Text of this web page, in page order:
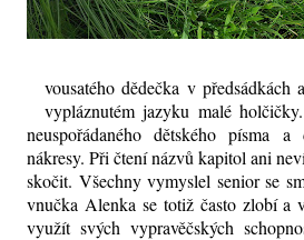
vousatého dědečka v předsádkách
vypláznutém jazyku malé
neuspořádaného dětského písma
nákresy. Při čtení názvů kapitol ani
skočit. Všechny vymyslel senior se
vnučka Alenka se totiž často zlobí a
využít svých vypravěčských